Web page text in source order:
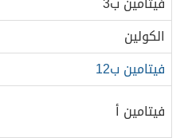
الكولين
فيتامين ب12
فيتامين أ